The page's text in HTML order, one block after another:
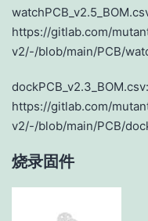
https://gitlab.com/
v2/-/blob/main/PCB/
dockPCB_v2.3_BOM.csv:
https://gitlab.com/
v2/-/blob/main/PCB/
烧录固件